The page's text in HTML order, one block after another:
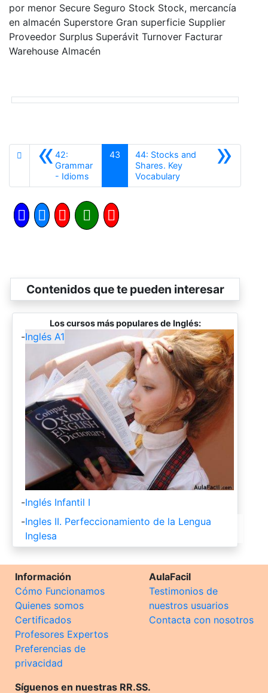
por menor Secure Seguro Stock Stock, mercancía
en almacén Superstore Gran superficie Supplier
Proveedor Surplus Superávit Turnover Facturar
Warehouse Almacén
«42:
Grammar
- Idioms
43 »
44: Stocks and
Shares. Key
VocabularySiguiente
Contenidos que te pueden interesar
Los cursos más populares de Inglés:
-Inglés A1
-Inglés Infantil I
-Ingles II. Perfeccionamiento de la Lengua
Inglesa
Información
Cómo Funcionamos
Quienes somos
Certificados
Profesores Expertos
Preferencias de
privacidad
AulaFacil
Testimonios de
nuestros usuarios
Contacta con nosotros
Síguenos en nuestras RR.SS.